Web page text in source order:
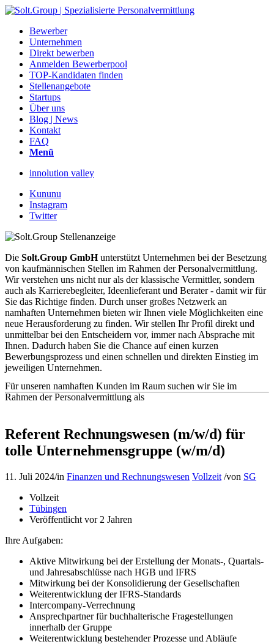
Bewerber
Unternehmen
Direkt bewerben
Anmelden Bewerberpool
TOP-Kandidaten finden
Stellenangebote
Startups
Über uns
Blog | News
Kontakt
FAQ
Menü
innolution valley
Kununu
Instagram
Twitter
Die Solt.Group GmbHunterstützt Unternehmen bei der Besetzung
von kaufmännischen Stellen im Rahmen der Personalvermittlung.
Wir verstehen uns nicht nur als der klassische Vermittler, sondern
auch als Karrierebegleiter, Ideenlieferant und Berater - damit wir für
Sie das Richtige finden. Durch unser großes Netzwerk an
namhaften Unternehmen bieten wir Ihnen viele Möglichkeiten eine
neue Herausforderung zu finden. Wir stellen Ihr Profil direkt und
unmittelbar bei den Entscheidern vor, immer nach Absprache mit
Ihnen. Dadurch haben Sie die Chance auf einen kurzen
Bewerbungsprozess und einen schnellen und direkten Einstieg im
jeweiligen Unternehmen.
Für unseren namhaften Kunden im Raum suchen wir Sie im
Rahmen der Personalvermittlung als
Referent Rechnungswesen (m/w/d) für
tolle Unternehmensgruppe (w/m/d)
11. Juli 2024/in Finanzen und Rechnungswesen Vollzeit /von SG
Vollzeit
Tübingen
Veröffentlicht vor 2 Jahren
Ihre Aufgaben:
Aktive Mitwirkung bei der Erstellung der Monats-, Quartals-
und Jahresabschlüsse nach HGB und IFRS
Mitwirkung bei der Konsolidierung der Gesellschaften
Weiterentwicklung der IFRS-Standards
Intercompany-Verrechnung
Ansprechpartner für buchhalterische Fragestellungen
innerhalb der Gruppe
Weiterentwicklung bestehender Prozesse und Abläufe